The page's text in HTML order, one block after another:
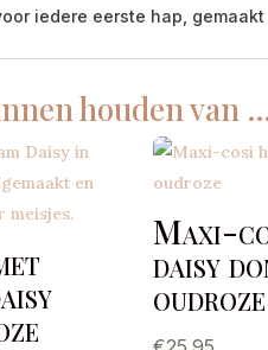
iedere eerste hap,
houden van
Maxi-
daisy
oudroze